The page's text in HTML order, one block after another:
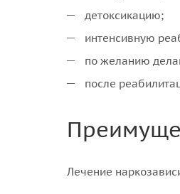
детоксикацию;
интенсивную
по желанию
после
Лечение